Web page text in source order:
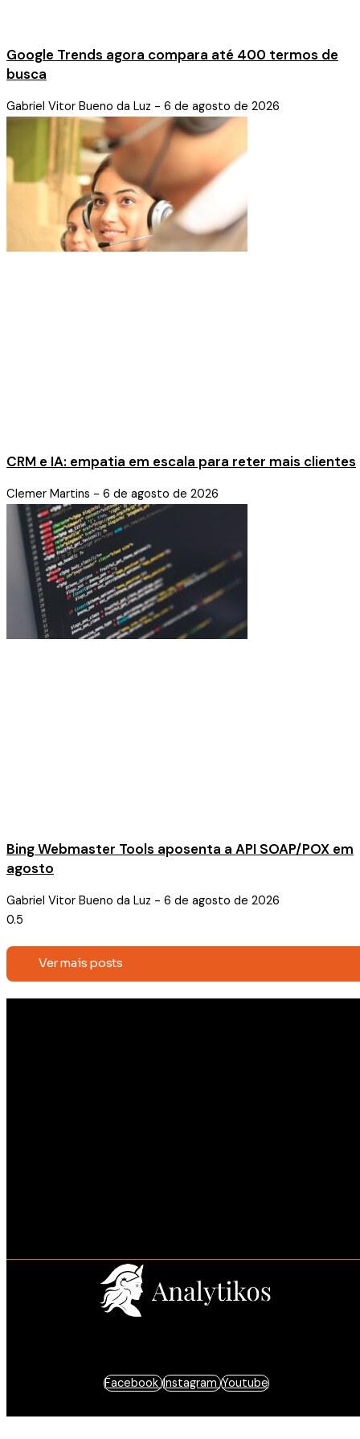
Google Trends agora compara até 400 termos de
busca
Gabriel Vitor Bueno da Luz 6 de agosto de 2026
CRM e IA: empatia em escala para reter mais clientes
Clemer Martins 6 de agosto de 2026
Bing Webmaster Tools aposenta a API SOAP/POX em
agosto
Gabriel Vitor Bueno da Luz 6 de agosto de 2026
Ver mais posts
Facebook Instagram Youtube